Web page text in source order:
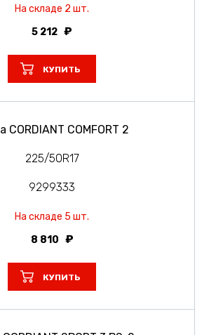
На складе 2 шт.
5 212
КУПИТЬ
CORDIANT COMFORT 2
225/50R17
9299333
На складе 5 шт.
8 810
КУПИТЬ